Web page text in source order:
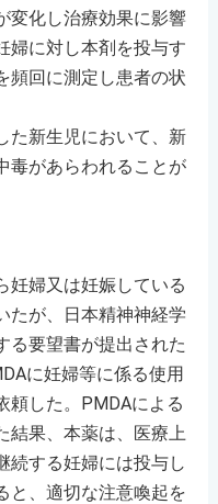
変化し治療効果に影響
婦に対し本剤を投与す
頻回に測定し患者の状
た新生児において、新
毒があらわれることが
妊婦又は妊娠している
たが、日本精神神経学
る要望書が提出された
に妊婦等に係る使用
頼した。PMDAによる
結果、本薬は、医療上
続する妊婦には投与し
と、適切な注意喚起を